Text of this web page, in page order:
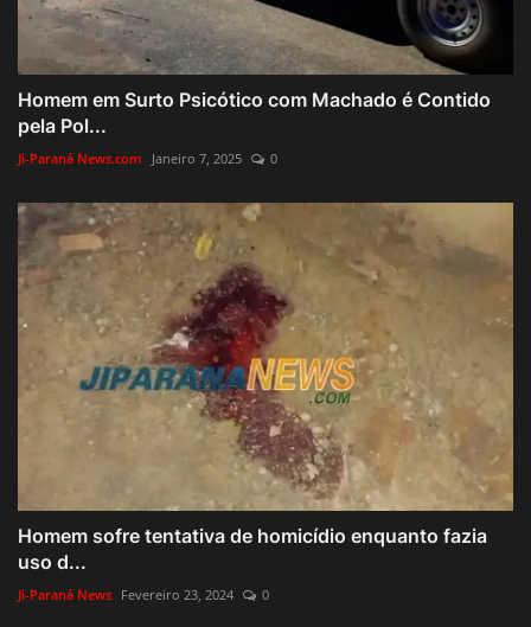
Homem em Surto Psicótico com Machado é Contido
pela Pol...
Ji-Paraná News.com Janeiro 7, 2025 0
Homem sofre tentativa de homicídio enquanto fazia
uso d...
Ji-Paraná News Fevereiro 23, 2024 0